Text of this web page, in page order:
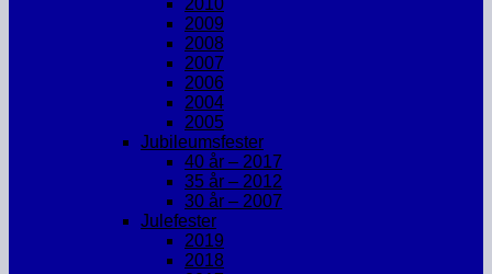
2010
2009
2008
2007
2006
2004
2005
Jubileumsfester
40 år – 2017
35 år – 2012
30 år – 2007
Julefester
2019
2018